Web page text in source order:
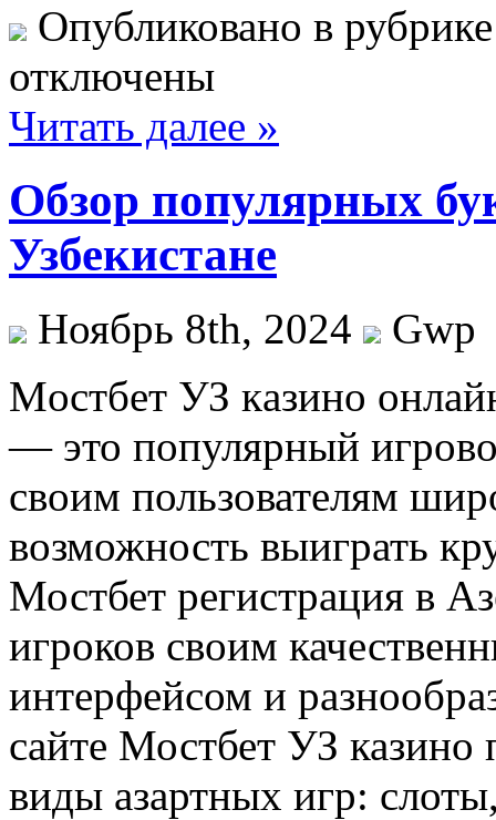
Опубликовано в
отключены
Читать далее »
Обзор популярных
Узбекистане
Ноябрь 8th, 2024
Gwp
Мoстбeт УЗ кaзинo
— это популярный
своим пользователям
возможность выиграть
Мостбет регистрация в
игроков своим
интерфейсом и
сайте Мостбет УЗ казино
виды азартных игр: